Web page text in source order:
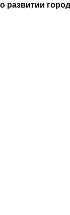
о развитии